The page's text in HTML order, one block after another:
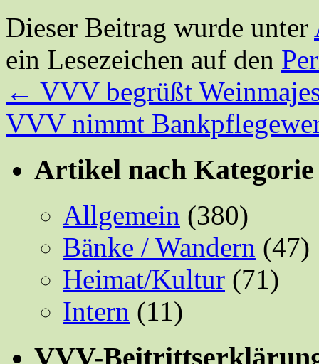
Dieser Beitrag wurde unter
ein Lesezeichen auf den
← VVV begrüßt
VVV nimmt
Artikel nach Kategorie
Allgemein (380)
Bänke / Wandern (47)
Heimat/Kultur (71)
Intern (11)
VVV-